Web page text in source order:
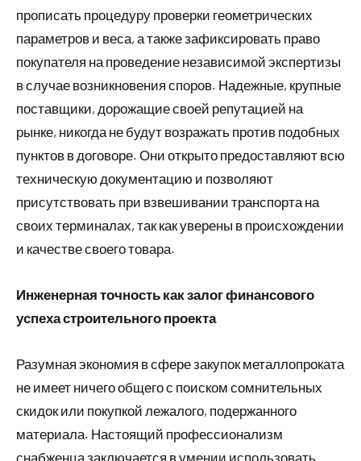
прописать процедуру проверки геометрических
параметров и веса, а также зафиксировать право
покупателя на проведение независимой экспертизы
в случае возникновения споров. Надежные, крупные
поставщики, дорожащие своей репутацией на
рынке, никогда не будут возражать против подобных
пунктов в договоре. Они открыто предоставляют всю
техническую документацию и позволяют
присутствовать при взвешивании транспорта на
своих терминалах, так как уверены в происхождении
и качестве своего товара.
Инженерная точность как залог финансового
успеха строительного проекта
Разумная экономия в сфере закупок металлопроката
не имеет ничего общего с поиском сомнительных
скидок или покупкой лежалого, подержанного
материала. Настоящий профессионализм
снабженца заключается в умении использовать